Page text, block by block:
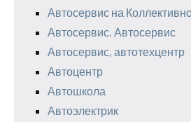
Автосервис на
Автосервис, Автосервис
Автосервис, автотехцентр
Автоцентр
Автошкола
Автоэлектрик